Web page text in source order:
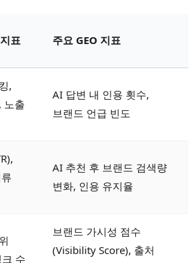
표 주요 GEO 지표
,
노출
AI 답변 내 인용 횟수,
브랜드 언급 빈도
AI 추천 후 브랜드 검색량
변화, 인용 유지율
수
브랜드 가시성 점수
(Visibility Score), 출처